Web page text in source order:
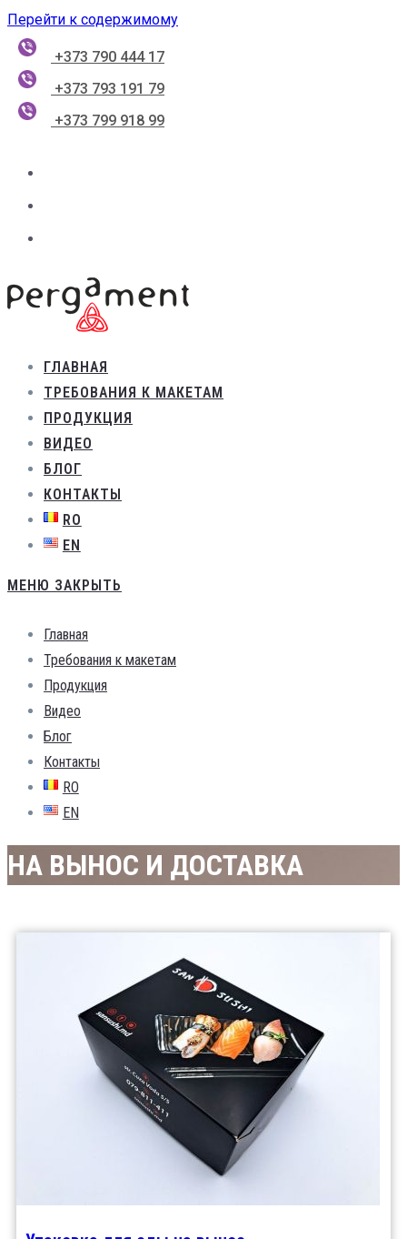
Перейти к содержимому
+373 790 444 17
+373 793 191 79
+373 799 918 99
ГЛАВНАЯ
ТРЕБОВАНИЯ К МАКЕТАМ
ПРОДУКЦИЯ
ВИДЕО
БЛОГ
КОНТАКТЫ
RO
EN
МЕНЮ ЗАКРЫТЬ
Главная
Требования к макетам
Продукция
Видео
Блог
Контакты
RO
EN
НА ВЫНОС И ДОСТАВКА